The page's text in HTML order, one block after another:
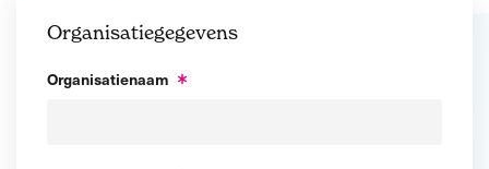
Organisatiegegevens
Organisatienaam